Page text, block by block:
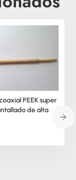
PEEK super
de alta